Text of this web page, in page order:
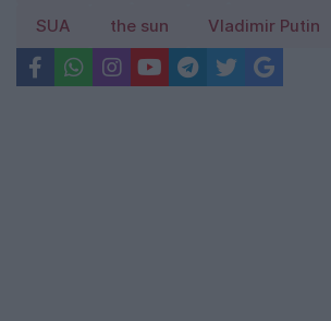
SUA the sun Vladimir Putin